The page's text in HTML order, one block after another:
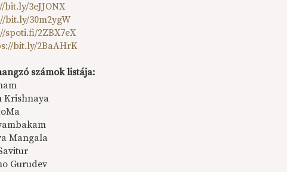
bit.ly/3eJJONX
bit.ly/30m2ygW
spoti.fi/2ZBX7eX
bit.ly/2BaAHrK
számok listája:
Krishnaya
Mangala
Gurudev